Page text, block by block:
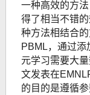
一种高效的方
得了相当不错
种方法相结合
PBML，通过添
元学习需要大
文发表在
的目的是遵循参